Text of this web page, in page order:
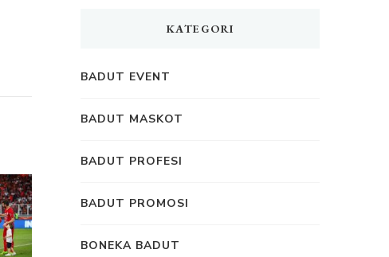
KATEGORI
BADUT EVENT
BADUT MASKOT
BADUT PROFESI
BADUT PROMOSI
BONEKA BADUT